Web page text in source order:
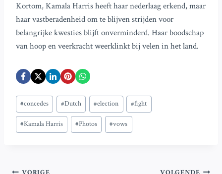
Kortom, Kamala Harris heeft haar nederlaag erkend, maar
haar vastberadenheid om te blijven strijden voor
belangrijke kwesties blijft onverminderd. Haar boodschap
van hoop en veerkracht weerklinkt bij velen in het land.
Bericht
tags:
#concedes #Dutch #election #fight
#Kamala Harris #Photos #vows